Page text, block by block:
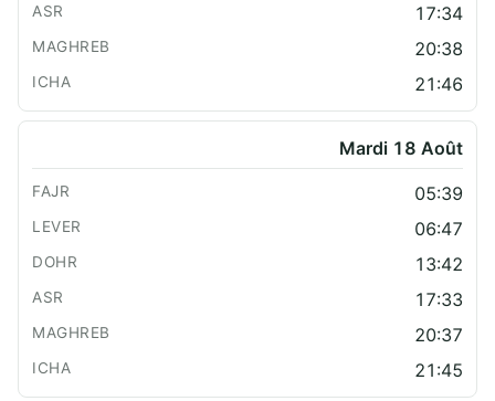
17:34
20:38
21:46
Mardi 18 Août
05:39
06:47
13:42
17:33
20:37
21:45